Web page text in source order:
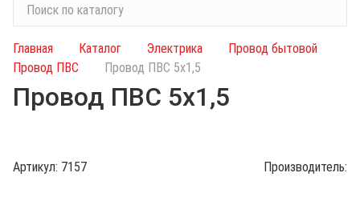
и
с
т
Главная Каталог Электрика
Провод бытовой
Провод ПВС
Провод ПВС 5х1,5
Провод ПВС 5х1,5
Артикул: 7157 Производитель: